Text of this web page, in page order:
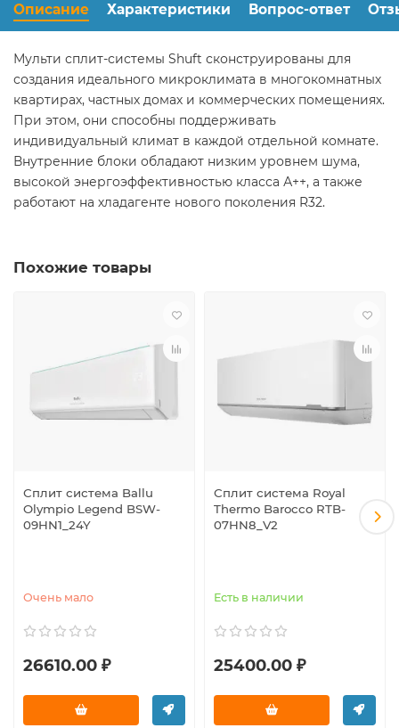
Описание Характеристики Вопрос-ответ
Мульти сплит-системы Shuft сконструированы для
создания идеального микроклимата в многокомнатных
квартирах, частных домах и коммерческих помещениях.
При этом, они способны поддерживать
индивидуальный климат в каждой отдельной комнате.
Внутренние блоки обладают низким уровнем шума,
высокой энергоэффективностью класса А++, а также
работают на хладагенте нового поколения R32.
Похожие товары
Сплит система Ballu
Olympio Legend BSW-
09HN1_24Y
Очень мало
26610.00 ₽
Сплит система Royal
Thermo Barocco RTB-
07HN8_V2
Есть в наличии
25400.00 ₽